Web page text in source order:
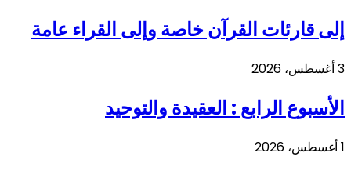
إلى قارئات القرآن خاصة وإلى القراء عامة
3 أغسطس، 2026
الأسبوع الرابع : العقيدة والتوحيد
1 أغسطس، 2026